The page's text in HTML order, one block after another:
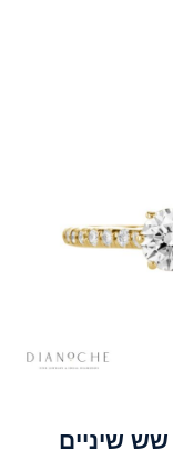
שש שיניים